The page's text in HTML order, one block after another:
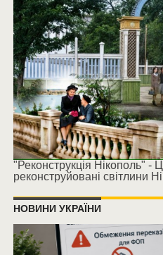
"Реконструкція Нікополь" -
реконструйовані світлини
НОВИНИ УКРАЇНИ